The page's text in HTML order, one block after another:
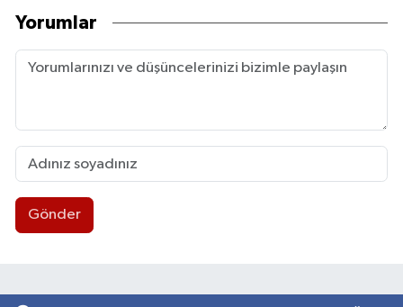
Yorumlar
Gönder